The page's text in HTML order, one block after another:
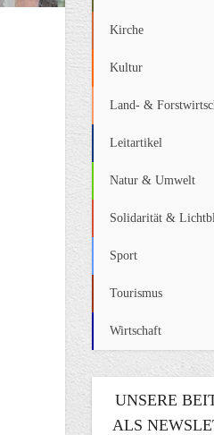
Kirche
Kultur
Land- &
Leitartikel
Natur & Umwelt
Solidarität &
Sport
Tourismus
Wirtschaft
UNSERE
ALS